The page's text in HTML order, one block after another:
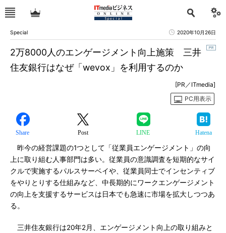
Special 2020年10月26日
2万8000人のエンゲージメント向上施策 三井
住友銀行はなぜ「wevox」を利用するのか
[PR／ITmedia]
PC用表示
Share Post LINE Hatena
昨今の経営課題の1つとして「従業員エンゲージメント」の向
上に取り組む人事部門は多い。従業員の意識調査を短期的なサイ
クルで実施するパルスサーベイや、従業員同士でインセンティブ
をやりとりする仕組みなど、中長期的にワークエンゲージメント
の向上を支援するサービスは日本でも急速に市場を拡大しつつあ
る。
三井住友銀行は20年2月、エンゲージメント向上の取り組みと